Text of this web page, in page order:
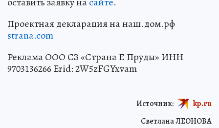
Проектная декларация на наш.дом.рф
strana.com
Реклама ООО СЗ «Страна Е Пруды» ИНН
9703136266 Erid: 2W5zFGYxvam
Светлана ЛЕОНОВА
Источник: kp.ru